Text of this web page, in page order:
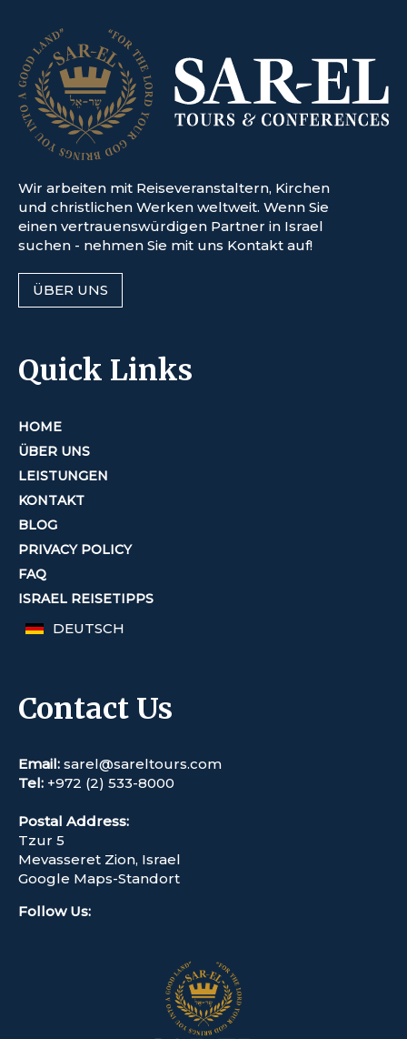
Wir arbeiten mit Reiseveranstaltern, Kirchen
und christlichen Werken weltweit. Wenn Sie
einen vertrauenswürdigen Partner in Israel
suchen - nehmen Sie mit uns Kontakt auf!
ÜBER UNS
Quick Links
HOME
ÜBER UNS
LEISTUNGEN
KONTAKT
BLOG
PRIVACY POLICY
FAQ
ISRAEL REISETIPPS
DEUTSCH
Contact Us
Email: sarel@sareltours.com
Tel: +972 (2) 533-8000
Postal Address:
Tzur 5
Mevasseret Zion, Israel
Google Maps-Standort
Follow Us: